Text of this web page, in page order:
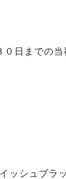
日までの
シュブラッ